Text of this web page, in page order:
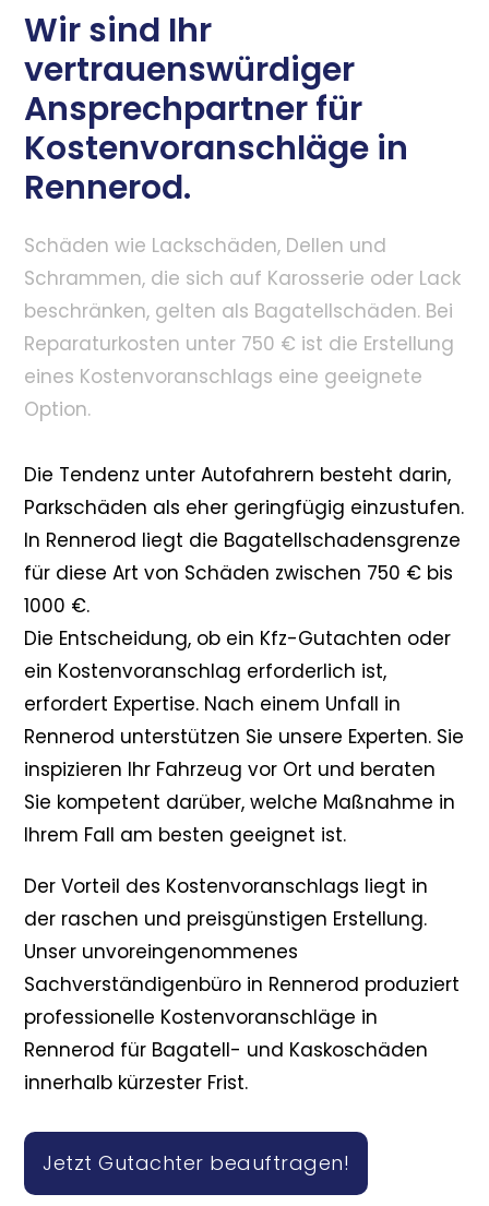
Wir sind Ihr
vertrauenswürdiger
Ansprechpartner für
Kostenvoranschläge in
Rennerod.
Schäden wie Lackschäden, Dellen und
Schrammen, die sich auf Karosserie oder Lack
beschränken, gelten als Bagatellschäden. Bei
Reparaturkosten unter 750 € ist die Erstellung
eines Kostenvoranschlags eine geeignete
Option.
Die Tendenz unter Autofahrern besteht darin,
Parkschäden als eher geringfügig einzustufen.
In Rennerod liegt die Bagatellschadensgrenze
für diese Art von Schäden zwischen 750 € bis
1000 €.
Die Entscheidung, ob ein Kfz-Gutachten oder
ein Kostenvoranschlag erforderlich ist,
erfordert Expertise. Nach einem Unfall in
Rennerod unterstützen Sie unsere Experten. Sie
inspizieren Ihr Fahrzeug vor Ort und beraten
Sie kompetent darüber, welche Maßnahme in
Ihrem Fall am besten geeignet ist.
Der Vorteil des Kostenvoranschlags liegt in
der raschen und preisgünstigen Erstellung.
Unser unvoreingenommenes
Sachverständigenbüro in Rennerod produziert
professionelle Kostenvoranschläge in
Rennerod für Bagatell- und Kaskoschäden
innerhalb kürzester Frist.
Jetzt Gutachter beauftragen!